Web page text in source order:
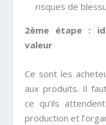
risques de
2ème étape :
valeur
Ce sont les
aux produits. Il
ce qu’ils
production et